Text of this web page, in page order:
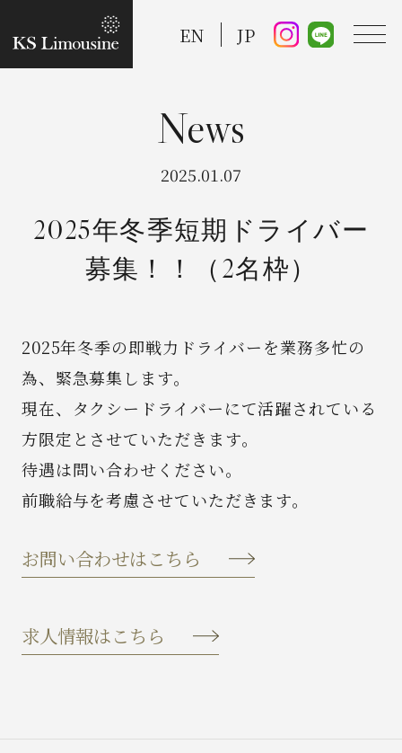
EN JP
Taxi Service
Reserve
News
Spot
Recruit
2025年冬季短期ドライバー
募集！！（2名枠）
2025.01.07
2025年冬季の即戦力ドライバーを業務多忙の
為、緊急募集します。
現在、タクシードライバーにて活躍されている
方限定とさせていただきます。
待遇は問い合わせください。
前職給与を考慮させていただきます。
お問い合わせはこちら
求人情報はこちら